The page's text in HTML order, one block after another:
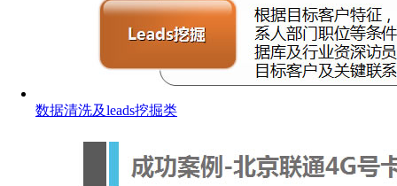
数据清洗及leads挖掘类